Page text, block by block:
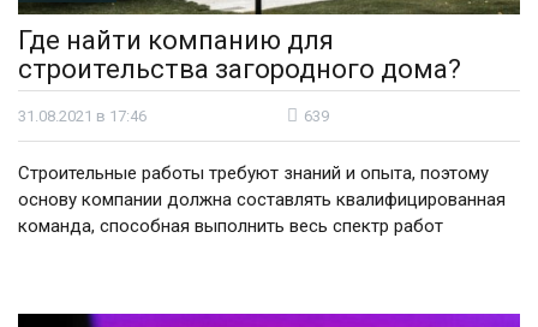
Где найти компанию для
строительства загородного дома?
31.08.2021 в 17:46 639
Строительные работы требуют знаний и опыта, поэтому
основу компании должна составлять квалифицированная
команда, способная выполнить весь спектр работ